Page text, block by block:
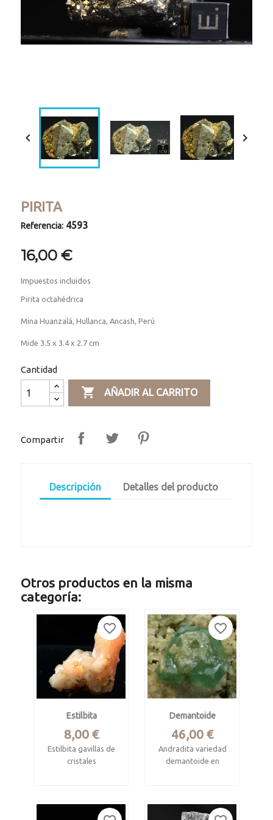
 
PIRITA
Referencia: 4593
16,00 €
Impuestos incluidos
Pirita octahédrica
Mina Huanzalá, Hullanca, Ancash, Perú
Mide 3.5 x 3.4 x 2.7 cm
Cantidad
 AÑADIR AL CARRITO
Compartir
Descripción Detalles del producto
Otros productos en la misma
categoría:
Estilbita
Precio
8,00 €
Estilbita gavillas de
cristales
favorite_border
Demantoide
Precio
46,00 €
Andradita variedad
demantoide en
Antsakoamanondro,
favorite_border